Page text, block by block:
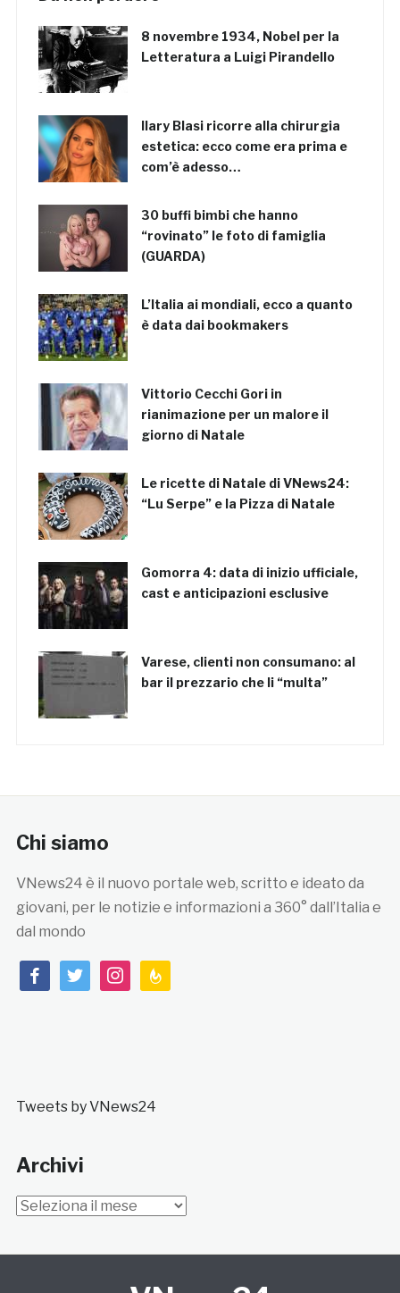
8 novembre 1934, Nobel per la
Letteratura a Luigi Pirandello
Ilary Blasi ricorre alla chirurgia
estetica: ecco come era prima e
com’è adesso…
30 buffi bimbi che hanno
“rovinato” le foto di famiglia
(GUARDA)
L’Italia ai mondiali, ecco a quanto
è data dai bookmakers
Vittorio Cecchi Gori in
rianimazione per un malore il
giorno di Natale
Le ricette di Natale di VNews24:
“Lu Serpe” e la Pizza di Natale
Gomorra 4: data di inizio ufficiale,
cast e anticipazioni esclusive
Varese, clienti non consumano: al
bar il prezzario che li “multa”
Chi siamo
VNews24 è il nuovo portale web, scritto e ideato da
giovani, per le notizie e informazioni a 360° dall’Italia e
dal mondo
facebooktwitterinstagramfeedburner
Tweets by VNews24
Archivi
Archivi